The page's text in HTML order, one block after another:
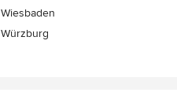
Wiesbaden
Würzburg